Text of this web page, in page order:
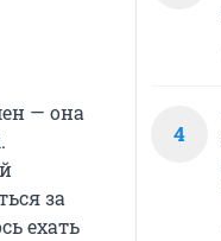
— она
за
ехать
4